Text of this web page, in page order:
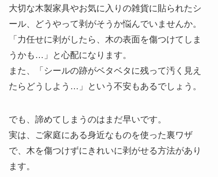
大切な木製家具やお気に入りの雑貨に貼られたシ
ール、どうやって剥がそうか悩んでいませんか。
「力任せに剥がしたら、木の表面を傷つけてしま
うかも…」と心配になります。
また、「シールの跡がベタベタに残って汚く見え
たらどうしよう…」という不安もあるでしょう。
でも、諦めてしまうのはまだ早いです。
実は、ご家庭にある身近なものを使った裏ワザ
で、木を傷つけずにきれいに剥がせる方法があり
ます。